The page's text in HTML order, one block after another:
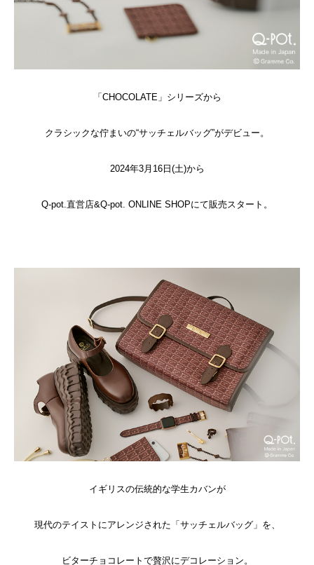
「CHOCOLATE」シリーズから
クラシックな佇まいの“サッチェルバッグ”がデビュー。
2024年3月16日(土)から
Q-pot.直営店&Q-pot. ONLINE SHOPにて販売スタート。
イギリスの伝統的な学生カバンが
現代のテイストにアレンジされた「サッチェルバッグ」を、
ビターチョコレートで贅沢にデコレーション。